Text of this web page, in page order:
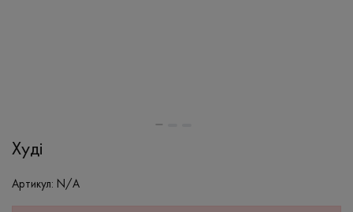
Худі
Артикул: N/A